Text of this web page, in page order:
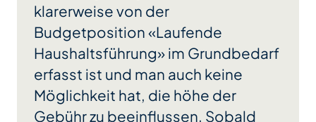
klarerweise von der
Budgetposition «Laufende
Haushaltsführung» im Grundbedarf
erfasst ist und man auch keine
Möglichkeit hat, die höhe der
Gebühr zu beeinflussen. Sobald